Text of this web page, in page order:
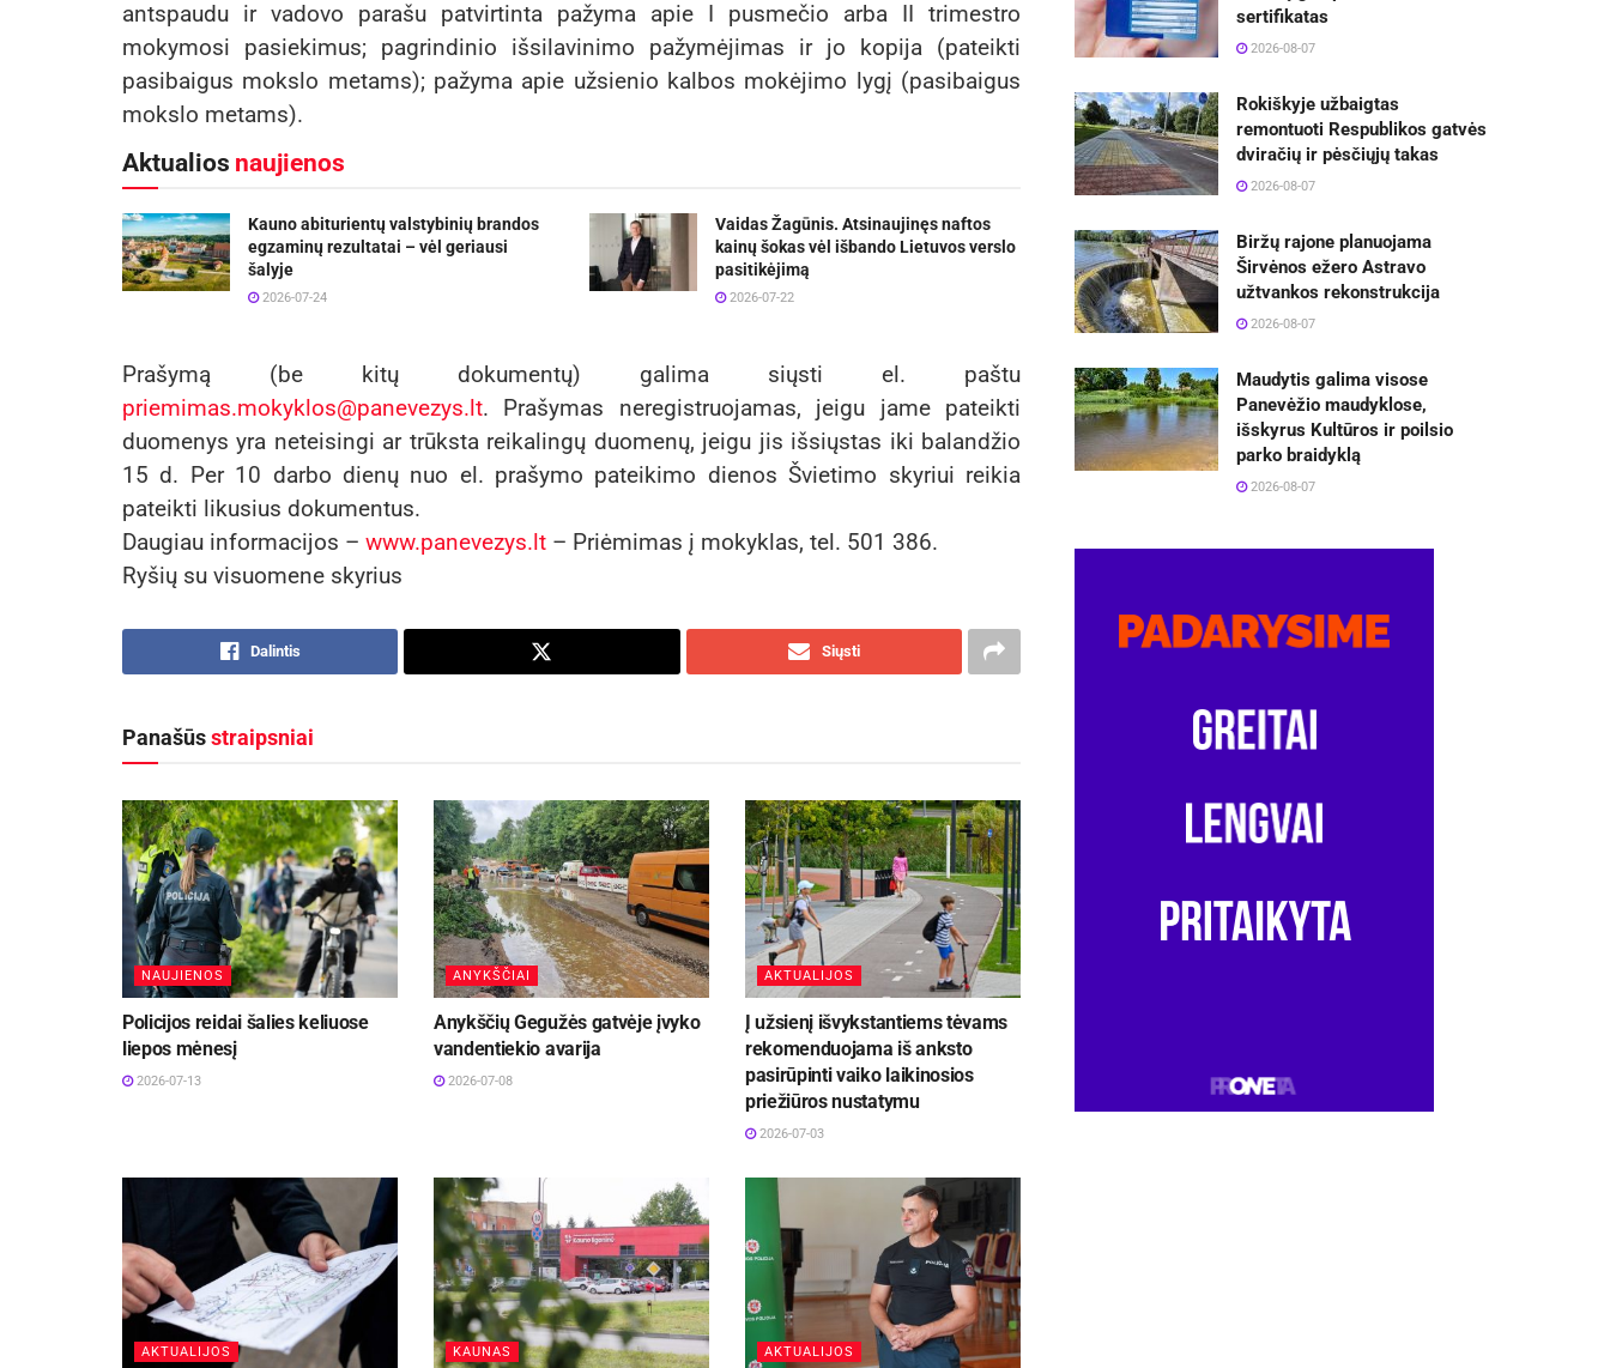
antspaudu ir vadovo parašu patvirtinta pažyma apie I pusmečio arba II trimestro
mokymosi pasiekimus; pagrindinio išsilavinimo pažymėjimas ir jo kopija (pateikti
pasibaigus mokslo metams); pažyma apie užsienio kalbos mokėjimo lygį (pasibaigus
mokslo metams).
Aktualios naujienos
Kauno abiturientų valstybinių brandos
egzaminų rezultatai – vėl geriausi
šalyje
2026-07-24
Vaidas Žagūnis. Atsinaujinęs naftos
kainų šokas vėl išbando Lietuvos verslo
pasitikėjimą
2026-07-22
Prašymą (be kitų dokumentų) galima siųsti el. paštu
priemimas.mokyklos@panevezys.lt. Prašymas neregistruojamas, jeigu jame pateikti
duomenys yra neteisingi ar trūksta reikalingų duomenų, jeigu jis išsiųstas iki balandžio
15 d. Per 10 darbo dienų nuo el. prašymo pateikimo dienos Švietimo skyriui reikia
pateikti likusius dokumentus.
Daugiau informacijos – www.panevezys.lt – Priėmimas į mokyklas, tel. 501 386.
Ryšių su visuomene skyrius
Dalintis Siųsti
Panašūsstraipsniai
NAUJIENOS
Policijos reidai šalies keliuose
liepos mėnesį
2026-07-13
ANYKŠČIAI
Anykščių Gegužės gatvėje įvyko
vandentiekio avarija
2026-07-08
AKTUALIJOS
Į užsienį išvykstantiems tėvams
rekomenduojama iš anksto
pasirūpinti vaiko laikinosios
priežiūros nustatymu
2026-07-03
AKTUALIJOS KAUNAS AKTUALIJOS
sertifikatas
2026-08-07
Rokiškyje užbaigtas
remontuoti Respublikos gatvės
dviračių ir pėsčiųjų takas
2026-08-07
Biržų rajone planuojama
Širvėnos ežero Astravo
užtvankos rekonstrukcija
2026-08-07
Maudytis galima visose
Panevėžio maudyklose,
išskyrus Kultūros ir poilsio
parko braidyklą
2026-08-07